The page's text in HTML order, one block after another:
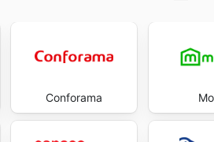
Conforama